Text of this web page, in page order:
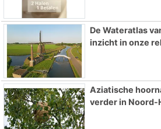
De Wateratlas
inzicht in onze
Aziatische
verder in Noord-